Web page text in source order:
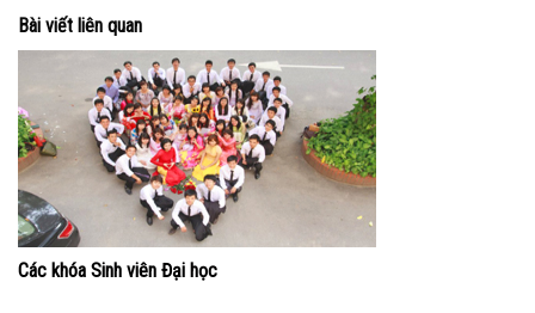
Bài viết liên quan
Các khóa Sinh viên Đại học